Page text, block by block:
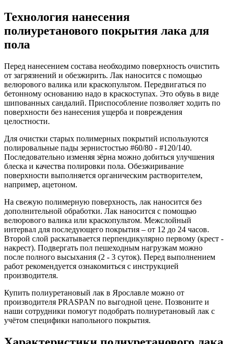
Технология нанесения
полиуретанового покрытия лака для
пола
Перед нанесением состава необходимо поверхность очистить
от загрязнений и обезжирить. Лак наносится с помощью
велюрового валика или краскопультом. Передвигаться по
бетонному основанию надо в краскоступах. Это обувь в виде
шипованных сандалий. Приспособление позволяет ходить по
поверхности без нанесения ущерба и повреждения
целостности.
Для очистки старых полимерных покрытий используются
полировальные пады зернистостью #60/80 - #120/140.
Последовательно изменяя зёрна можно добиться улучшения
блеска и качества полировки пола. Обезжиривание
поверхности выполняется органическим растворителем,
например, ацетоном.
На свежую полимерную поверхность, лак наносится без
дополнительной обработки. Лак наносится с помощью
велюрового валика или краскопультом. Межслойный
интервал для последующего покрытия – от 12 до 24 часов.
Второй слой раскатывается перпендикулярно первому (крест -
накрест). Подвергать пол пешеходным нагрузкам можно
после полного высыхания (2 - 3 суток). Перед выполнением
работ рекомендуется ознакомиться с инструкцией
производителя.
Купить полиуретановый лак в Ярославле можно от
производителя PRASPAN по выгодной цене. Позвоните и
наши сотрудники помогут подобрать полиуретановый лак с
учётом специфики напольного покрытия.